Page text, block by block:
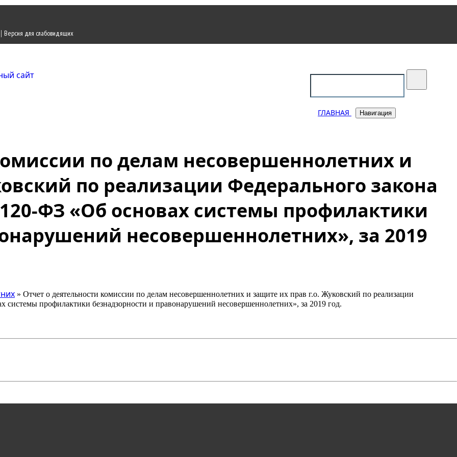
| Версия для слабовидящих
ГЛАВНАЯ Навигация
по делам несовершеннолетних и
по реализации Федерального закона
ФЗ «Об основах системы профилактики
несовершеннолетних», за 2019
» Отчет о деятельности комиссии по делам несовершеннолетних и защите их прав г.о. Жуковский по реализации
профилактики безнадзорности и правонарушений несовершеннолетних», за 2019 год.